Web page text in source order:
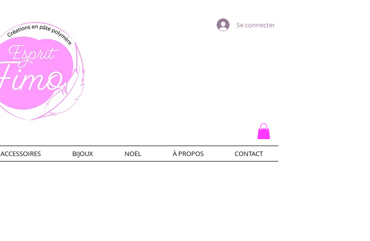
Se connecter
ACCESSOIRES BIJOUX NOËL À PROPOS CONTACT